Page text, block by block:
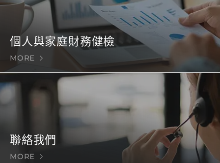
個人與家庭財務健檢
MORE
聯絡我們
MORE